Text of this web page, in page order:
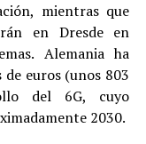
mientras que
en Dresde en
Alemania ha
euros (unos 803
del 6G, cuyo
2030.